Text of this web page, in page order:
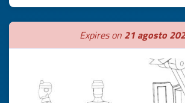
Expires on 21 agosto